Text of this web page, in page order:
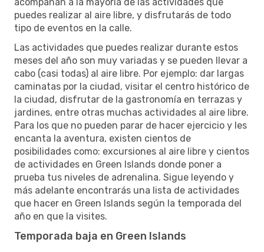
puedes realizar al aire libre, y disfrutarás de todo
tipo de eventos en la calle.
Las actividades que puedes realizar durante estos
meses del año son muy variadas y se pueden llevar a
cabo (casi todas) al aire libre. Por ejemplo: dar largas
caminatas por la ciudad, visitar el centro histórico de
la ciudad, disfrutar de la gastronomía en terrazas y
jardines, entre otras muchas actividades al aire libre.
Para los que no pueden parar de hacer ejercicio y les
encanta la aventura, existen cientos de
posibilidades como: excursiones al aire libre y cientos
de actividades en Green Islands donde poner a
prueba tus niveles de adrenalina. Sigue leyendo y
más adelante encontrarás una lista de actividades
que hacer en Green Islands según la temporada del
año en que la visites.
Temporada baja en Green Islands